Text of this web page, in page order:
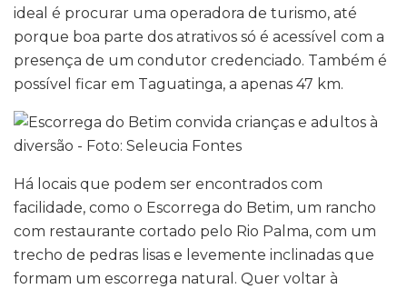
ideal é procurar uma operadora de turismo, até
porque boa parte dos atrativos só é acessível com a
presença de um condutor credenciado. Também é
possível ficar em Taguatinga, a apenas 47 km.
Há locais que podem ser encontrados com
facilidade, como o Escorrega do Betim, um rancho
com restaurante cortado pelo Rio Palma, com um
trecho de pedras lisas e levemente inclinadas que
formam um escorrega natural. Quer voltar à